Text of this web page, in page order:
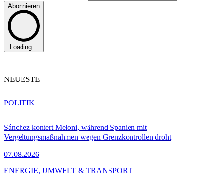
Abonnieren
Loading...
NEUESTE
Sánchez kontert Meloni, während Spanien mit
Vergeltungsmaßnahmen wegen Grenzkontrollen droht
07.08.2026
POLITIK
ENERGIE, UMWELT & TRANSPORT